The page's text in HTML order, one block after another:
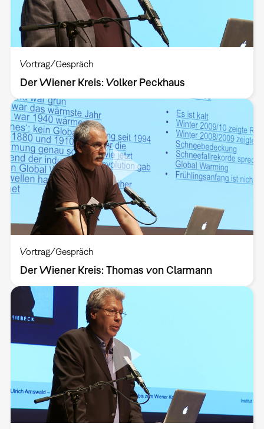
Vortrag/Gespräch
Der Wiener Kreis: Volker Peckhaus
Vortrag/Gespräch
Der Wiener Kreis: Thomas von Clarmann